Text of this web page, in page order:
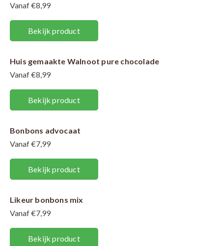
Vanaf €8,99
Bekijk product
Huis gemaakte Walnoot pure chocolade
Vanaf €8,99
Bekijk product
Bonbons advocaat
Vanaf €7,99
Bekijk product
Likeur bonbons mix
Vanaf €7,99
Bekijk product